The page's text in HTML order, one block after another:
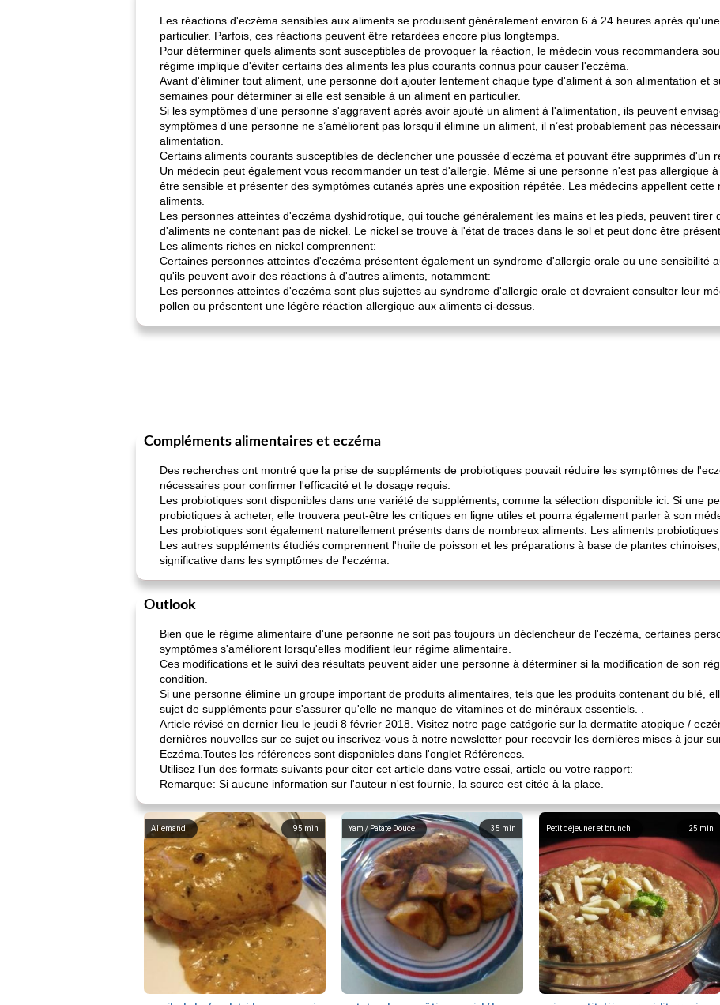
Les réactions d'eczéma sensibles aux aliments se produisent généralement environ 6 à 24 heures après
particulier. Parfois, ces réactions peuvent être retardées encore plus longtemps.
Pour déterminer quels aliments sont susceptibles de provoquer la réaction, le médecin vous recommandera
régime implique d'éviter certains des aliments les plus courants connus pour causer l'eczéma.
Avant d'éliminer tout aliment, une personne doit ajouter lentement chaque type d'aliment à son alimentation et
semaines pour déterminer si elle est sensible à un aliment en particulier.
Si les symptômes d'une personne s'aggravent après avoir ajouté un aliment à l'alimentation, ils peuvent
symptômes d’une personne ne s’améliorent pas lorsqu’il élimine un aliment, il n’est probablement pas
alimentation.
Certains aliments courants susceptibles de déclencher une poussée d'eczéma et pouvant être supprimés d'un
Un médecin peut également vous recommander un test d'allergie. Même si une personne n'est pas allergique
être sensible et présenter des symptômes cutanés après une exposition répétée. Les médecins appellent
aliments.
Les personnes atteintes d'eczéma dyshidrotique, qui touche généralement les mains et les pieds, peuvent tirer
d'aliments ne contenant pas de nickel. Le nickel se trouve à l'état de traces dans le sol et peut donc être
Les aliments riches en nickel comprennent:
Certaines personnes atteintes d'eczéma présentent également un syndrome d'allergie orale ou une sensibilité
qu'ils peuvent avoir des réactions à d'autres aliments, notamment:
Les personnes atteintes d'eczéma sont plus sujettes au syndrome d'allergie orale et devraient consulter leur
pollen ou présentent une légère réaction allergique aux aliments ci-dessus.
Compléments alimentaires et eczéma
Des recherches ont montré que la prise de suppléments de probiotiques pouvait réduire les symptômes de
nécessaires pour confirmer l'efficacité et le dosage requis.
Les probiotiques sont disponibles dans une variété de suppléments, comme la sélection disponible ici. Si une
probiotiques à acheter, elle trouvera peut-être les critiques en ligne utiles et pourra également parler à son
Les probiotiques sont également naturellement présents dans de nombreux aliments. Les aliments
Les autres suppléments étudiés comprennent l'huile de poisson et les préparations à base de plantes
significative dans les symptômes de l'eczéma.
Outlook
Bien que le régime alimentaire d'une personne ne soit pas toujours un déclencheur de l'eczéma, certaines
symptômes s'améliorent lorsqu'elles modifient leur régime alimentaire.
Ces modifications et le suivi des résultats peuvent aider une personne à déterminer si la modification de son
condition.
Si une personne élimine un groupe important de produits alimentaires, tels que les produits contenant du blé,
sujet de suppléments pour s'assurer qu'elle ne manque de vitamines et de minéraux essentiels. .
Article révisé en dernier lieu le jeudi 8 février 2018. Visitez notre page catégorie sur la dermatite atopique /
dernières nouvelles sur ce sujet ou inscrivez-vous à notre newsletter pour recevoir les dernières mises à jour
Eczéma.Toutes les références sont disponibles dans l'onglet Références.
Utilisez l’un des formats suivants pour citer cet article dans votre essai, article ou votre rapport:
Remarque: Si aucune information sur l'auteur n'est fournie, la source est citée à la place.
95min
Allemand 35 min
Yam / Patate Douce 25 min
Petit déjeuner et brunch